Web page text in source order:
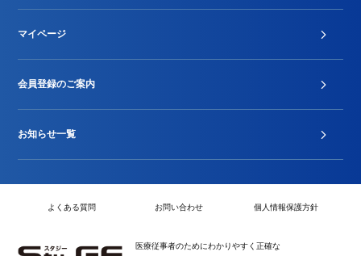
2024年度新設項目届出状況
マイページ
会員登録のご案内
お知らせ一覧
よくある質問 お問い合わせ 個人情報保護方針
医療従事者のためにわかりやすく正確な